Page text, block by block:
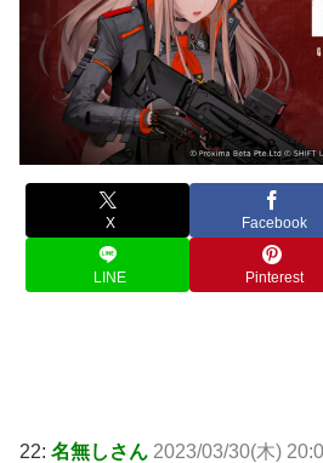
X Facebook
LINE Pinterest
22: 名無しさん 2023/03/30(木)